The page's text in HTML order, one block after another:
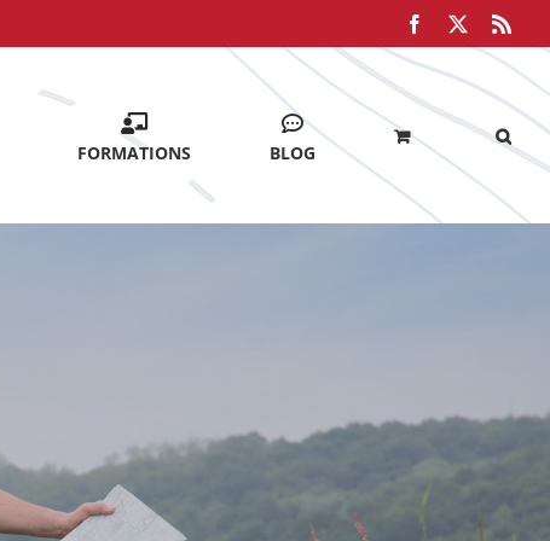
Facebook
FORMATIONS BLOG